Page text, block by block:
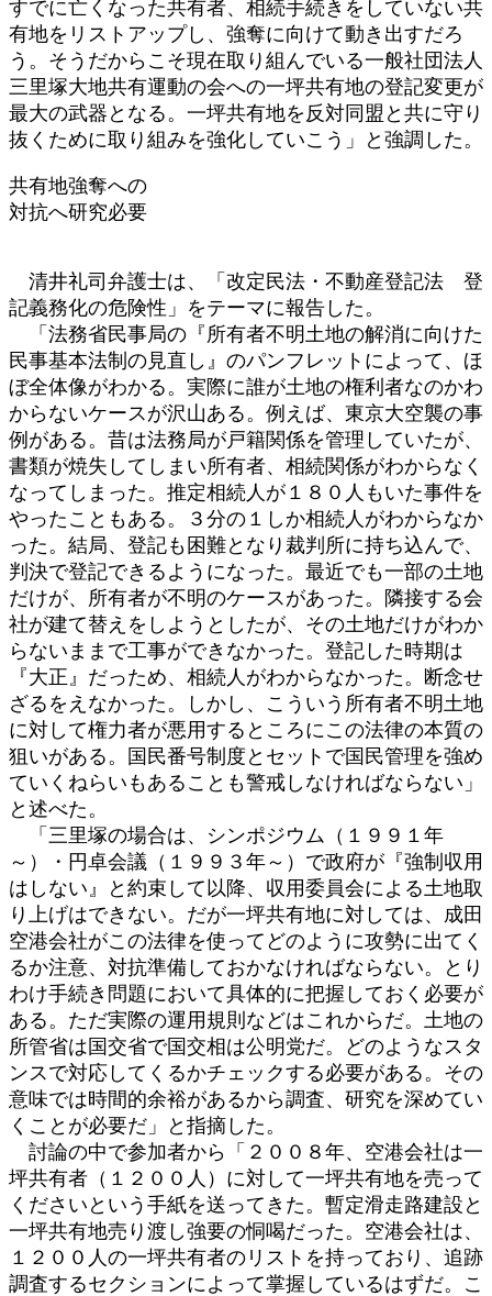
すでに亡くなった共有者、相続手続きをしていない共
有地をリストアップし、強奪に向けて動き出すだろ
う。そうだからこそ現在取り組んでいる一般社団法人
三里塚大地共有運動の会への一坪共有地の登記変更が
最大の武器となる。一坪共有地を反対同盟と共に守り
抜くために取り組みを強化していこう」と強調した。
共有地強奪への
対抗へ研究必要
清井礼司弁護士は、「改定民法・不動産登記法 登
記義務化の危険性」をテーマに報告した。
「法務省民事局の『所有者不明土地の解消に向けた
民事基本法制の見直し』のパンフレットによって、ほ
ぼ全体像がわかる。実際に誰が土地の権利者なのかわ
からないケースが沢山ある。例えば、東京大空襲の事
例がある。昔は法務局が戸籍関係を管理していたが、
書類が焼失してしまい所有者、相続関係がわからなく
なってしまった。推定相続人が１８０人もいた事件を
やったこともある。３分の１しか相続人がわからなか
った。結局、登記も困難となり裁判所に持ち込んで、
判決で登記できるようになった。最近でも一部の土地
だけが、所有者が不明のケースがあった。隣接する会
社が建て替えをしようとしたが、その土地だけがわか
らないままで工事ができなかった。登記した時期は
『大正』だっため、相続人がわからなかった。断念せ
ざるをえなかった。しかし、こういう所有者不明土地
に対して権力者が悪用するところにこの法律の本質の
狙いがある。国民番号制度とセットで国民管理を強め
ていくねらいもあることも警戒しなければならない」
と述べた。
「三里塚の場合は、シンポジウム（１９９１年
～）・円卓会議（１９９３年～）で政府が『強制収用
はしない』と約束して以降、収用委員会による土地取
り上げはできない。だが一坪共有地に対しては、成田
空港会社がこの法律を使ってどのように攻勢に出てく
るか注意、対抗準備しておかなければならない。とり
わけ手続き問題において具体的に把握しておく必要が
ある。ただ実際の運用規則などはこれからだ。土地の
所管省は国交省で国交相は公明党だ。どのようなスタ
ンスで対応してくるかチェックする必要がある。その
意味では時間的余裕があるから調査、研究を深めてい
くことが必要だ」と指摘した。
討論の中で参加者から「２００８年、空港会社は一
坪共有者（１２００人）に対して一坪共有地を売って
くださいという手紙を送ってきた。暫定滑走路建設と
一坪共有地売り渡し強要の恫喝だった。空港会社は、
１２００人の一坪共有者のリストを持っており、追跡
調査するセクションによって掌握しているはずだ。こ